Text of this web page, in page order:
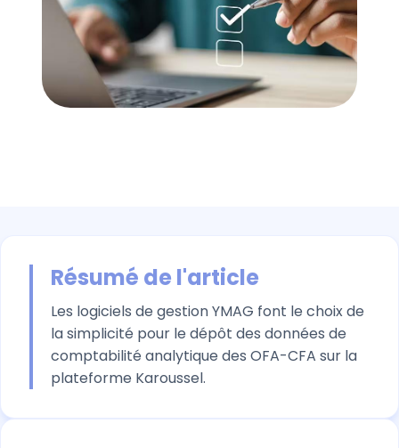
Résumé de l'article
Les logiciels de gestion YMAG font le choix de
la simplicité pour le dépôt des données de
comptabilité analytique des OFA-CFA sur la
plateforme Karoussel.